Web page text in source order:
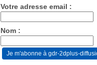
Votre adresse email :
Nom :